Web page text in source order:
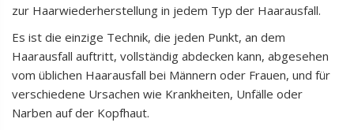
zur Haarwiederherstellung in jedem Typ der Haarausfall.
Es ist die einzige Technik, die jeden Punkt, an dem
Haarausfall auftritt, vollständig abdecken kann, abgesehen
vom üblichen Haarausfall bei Männern oder Frauen, und für
verschiedene Ursachen wie Krankheiten, Unfälle oder
Narben auf der Kopfhaut.